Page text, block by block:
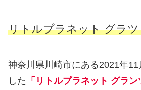
リトルプラネット グラ
神奈川県川崎市にある2021年
した 「リトルプラネット グラン